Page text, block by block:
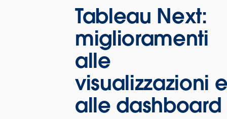
Tableau Next:
miglioramenti
alle
visualizzazioni
alle dashboard